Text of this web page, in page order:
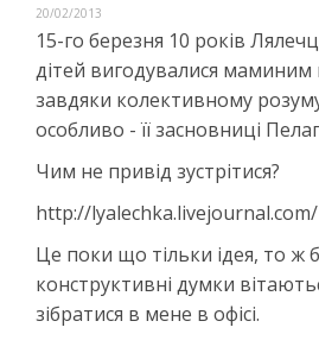
20/02/2013
15-го березня 10 років
дітей вигодувалися
завдяки колективному
особливо - її засновниці
Чим не привід зустрітися?
http://lyalechka.livejournal.com/
Це поки що тільки ідея, то ж
конструктивні думки
зібратися в мене в офісі.